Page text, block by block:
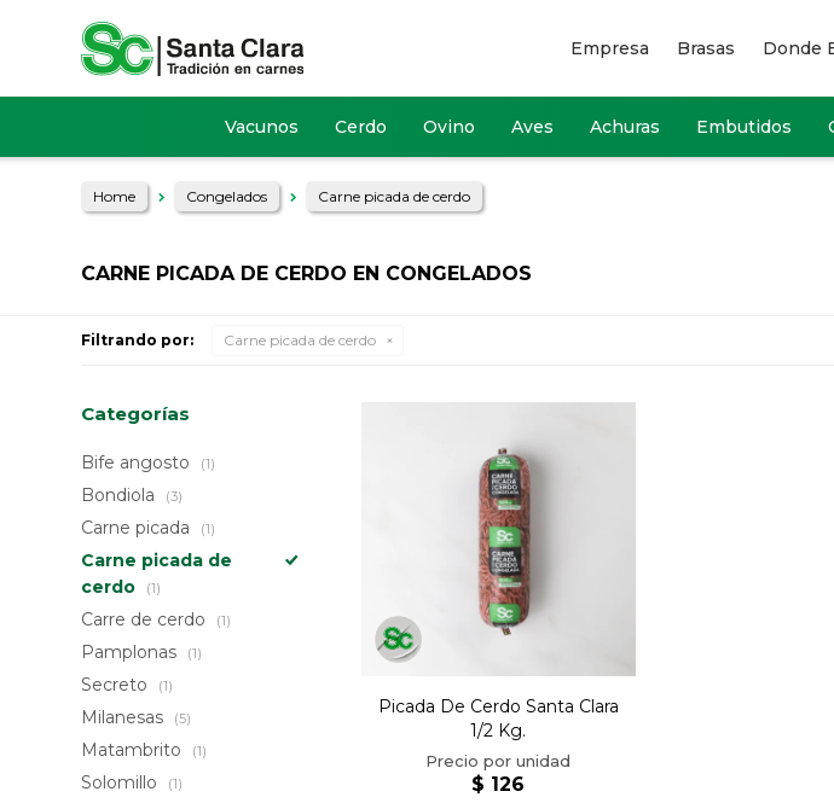
Vacunos Cerdo Ovino Aves Achuras Embutidos
Empresa Brasas Donde
Home Congelados Carne picada de cerdo
CARNE PICADA DE CERDO EN CONGELADOS
Filtrando por: Carne picada de cerdo
Picada De Cerdo Santa Clara
1/2 Kg.
$ 126
Categorías
Bife angosto (1)
Bondiola (3)
Carne picada (1)
Carne picada de
cerdo
(1)
Carre de cerdo (1)
Pamplonas (1)
Secreto (1)
Milanesas (5)
Matambrito (1)
Solomillo (1)